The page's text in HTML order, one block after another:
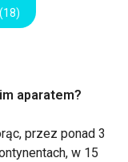
(18)
aparatem?
przez ponad 3
w 15